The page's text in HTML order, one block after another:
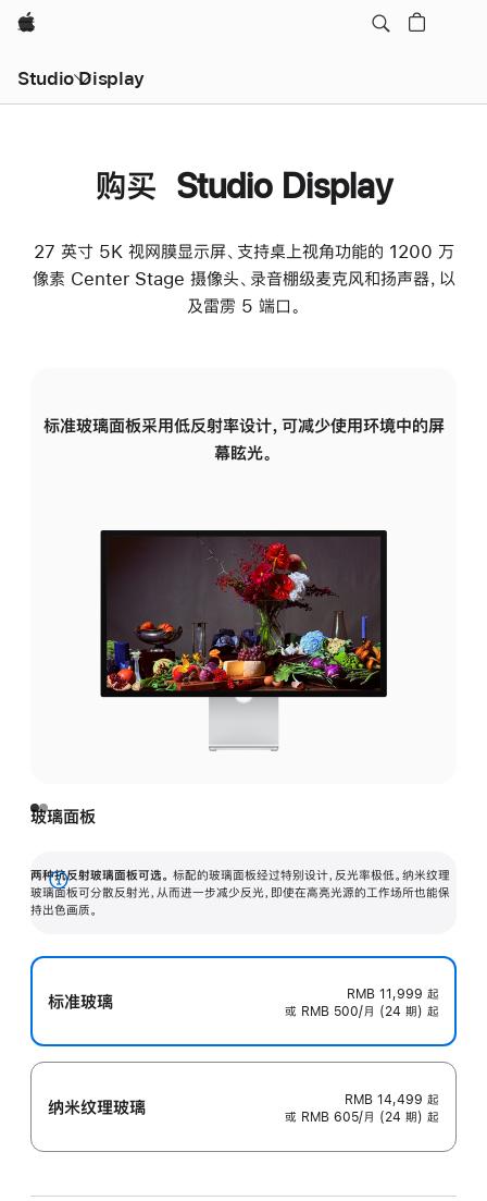
Apple
Studio Display
购买 Studio Display
27 英寸 5K 视网膜显示屏、支持桌上视角功能的 1200 万
像素 Center Stage 摄像头、录音棚级麦克风和扬声器，以
及雷雳 5 端口。
标准玻璃面板采用低反射率设计，可减少使用环境中的屏
幕眩光。
玻璃面板
两种抗反射玻璃面板可选。 标配的玻璃面板经过特别设计，反光率极低。纳米纹理
玻璃面板可分散反射光，从而进一步减少反光，即使在高亮光源的工作场所也能保
持出色画质。
展
开
标准玻璃 RMB 11,999 起
或 RMB 500/月 (24 期) 起
纳米纹理玻璃 RMB 14,499 起
或 RMB 605/月 (24 期) 起